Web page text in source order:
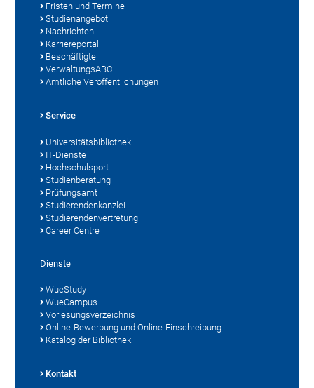
Fristen und Termine
Studienangebot
Nachrichten
Karriereportal
Beschäftigte
VerwaltungsABC
Amtliche Veröffentlichungen
Service
Universitätsbibliothek
IT-Dienste
Hochschulsport
Studienberatung
Prüfungsamt
Studierendenkanzlei
Studierendenvertretung
Career Centre
Dienste
WueStudy
WueCampus
Vorlesungsverzeichnis
Online-Bewerbung und Online-Einschreibung
Katalog der Bibliothek
Kontakt